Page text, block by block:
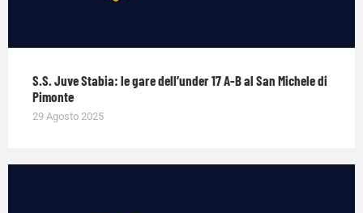
S.S. Juve Stabia: le gare dell’under 17 A-B al San Michele di
Pimonte
29 Agosto 2025